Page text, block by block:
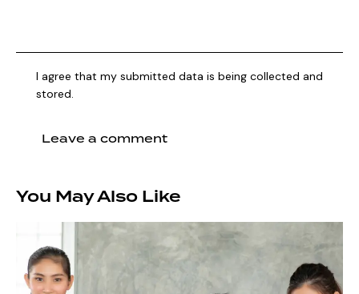
I agree that my submitted data is being collected and
stored.
You May Also Like